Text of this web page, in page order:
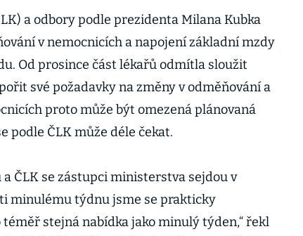
a odbory podle prezidenta Milana Kubka
v nemocnicích a napojení základní mzdy
Od prosince část lékařů odmítla sloužit
své požadavky na změny v odměňování a
proto může být omezená plánovaná
podle ČLK může déle čekat.
ČLK se zástupci ministerstva sejdou v
minulému týdnu jsme se prakticky
stejná nabídka jako minulý týden,“ řekl